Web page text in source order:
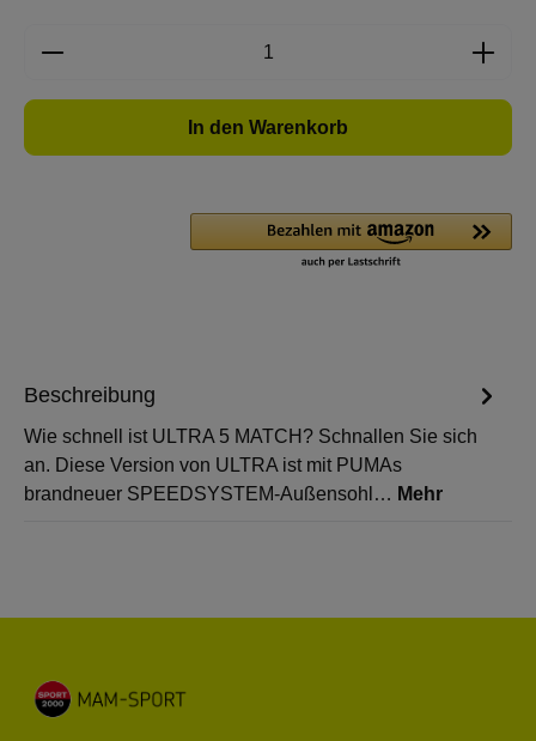
Produkt Anzahl: Gib den gewünschten
In den Warenkorb
Beschreibung
Wie schnell ist ULTRA 5 MATCH? Schnallen Sie sich
an. Diese Version von ULTRA ist mit PUMAs
brandneuer SPEEDSYSTEM-Außensohl… Mehr